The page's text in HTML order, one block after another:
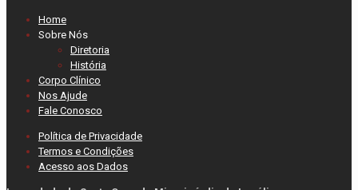
Home
Sobre Nós
Diretoria
História
Corpo Clínico
Nos Ajude
Fale Conosco
Política de Privacidade
Termos e Condições
Acesso aos Dados